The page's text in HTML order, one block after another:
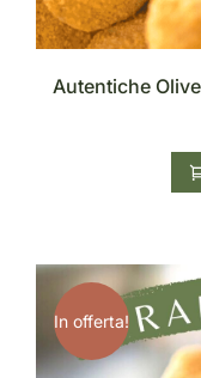
Autentiche
In offerta!